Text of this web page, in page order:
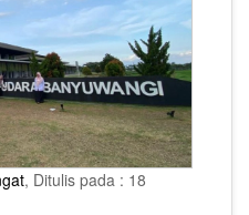
, Ditulis pada : 18